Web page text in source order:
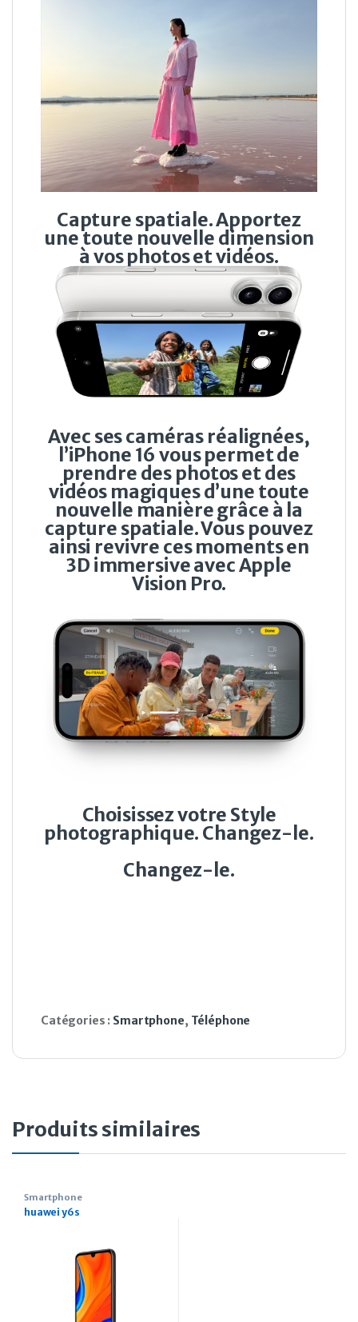
Capture spatiale. Apportez
une toute nouvelle dimension
à vos photos et vidéos.
Avec ses caméras réalignées,
l’iPhone 16 vous permet de
prendre des photos et des
vidéos magiques d’une toute
nouvelle manière grâce à la
capture spatiale. Vous pouvez
ainsi revivre ces moments en
3D immersive avec Apple
Vision Pro.
Choisissez votre Style
photographique. Changez-le.
Changez-le.
Catégories : Smartphone, Téléphone
Produits similaires
Smartphone
huawei y6s